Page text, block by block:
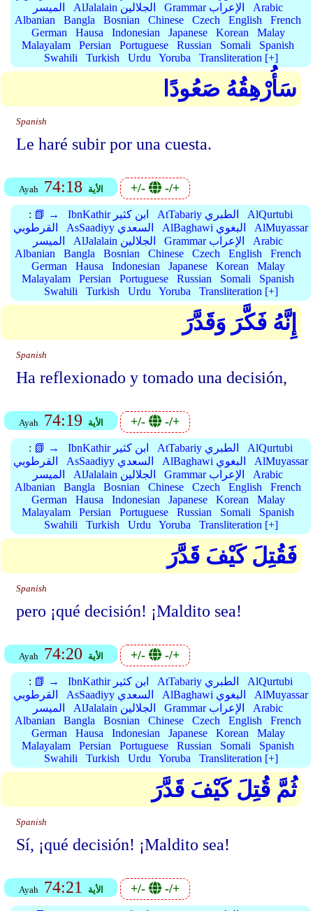
الميسر
AlJalalain الجلالين Grammar الإعراب
Arabic
Albanian
Bangla Bosnian Chinese Czech English
French
German
Hausa Indonesian Japanese Korean
Malay
Malayalam
Persian Portuguese Russian Somali
Spanish
Swahili
Turkish Urdu Yoruba Transliteration [+]
سَأُرْهِقُهُ صَعُودًا
Spanish
Le haré subir por una cuesta.
Ayah 74:18 الأية +/- -/+
: 📗 → IbnKathir ابن كثير AtTabariy الطبري
AlQurtubi
القرطوبي
AsSaadiyy السعدي AlBaghawi البغوي
AlMuyassar
الميسر
AlJalalain الجلالين Grammar الإعراب
Arabic
Albanian
Bangla Bosnian Chinese Czech English
French
German
Hausa Indonesian Japanese Korean
Malay
Malayalam
Persian Portuguese Russian Somali
Spanish
Swahili
Turkish Urdu Yoruba Transliteration [+]
إِنَّهُ فَكَّرَ وَقَدَّرَ
Spanish
Ha reflexionado y tomado una decisión,
Ayah 74:19 الأية +/- -/+
: 📗 → IbnKathir ابن كثير AtTabariy الطبري
AlQurtubi
القرطوبي
AsSaadiyy السعدي AlBaghawi البغوي
AlMuyassar
الميسر
AlJalalain الجلالين Grammar الإعراب
Arabic
Albanian
Bangla Bosnian Chinese Czech English
French
German
Hausa Indonesian Japanese Korean
Malay
Malayalam
Persian Portuguese Russian Somali
Spanish
Swahili
Turkish Urdu Yoruba Transliteration [+]
فَقُتِلَ كَيْفَ قَدَّرَ
Spanish
pero ¡qué decisión! ¡Maldito sea!
Ayah 74:20 الأية +/- -/+
: 📗 → IbnKathir ابن كثير AtTabariy الطبري
AlQurtubi
القرطوبي
AsSaadiyy السعدي AlBaghawi البغوي
AlMuyassar
الميسر
AlJalalain الجلالين Grammar الإعراب
Arabic
Albanian
Bangla Bosnian Chinese Czech English
French
German
Hausa Indonesian Japanese Korean
Malay
Malayalam
Persian Portuguese Russian Somali
Spanish
Swahili
Turkish Urdu Yoruba Transliteration [+]
ثُمَّ قُتِلَ كَيْفَ قَدَّرَ
Spanish
Sí, ¡qué decisión! ¡Maldito sea!
Ayah 74:21 الأية +/- -/+